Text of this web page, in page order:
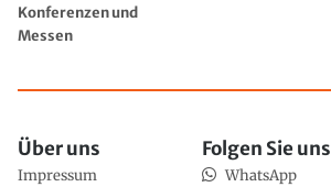
Konferenzen und
Messen
Über uns
Impressum
Folgen Sie uns
WhatsApp